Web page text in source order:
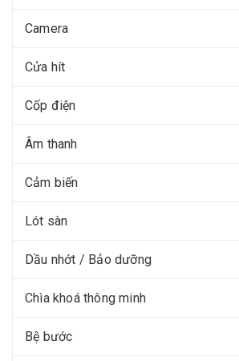
Camera
Cửa hít
Cốp điện
Âm thanh
Cảm biến
Lót sàn
Dầu nhớt / Bảo dưỡng
Chìa khoá thông minh
Bệ bước